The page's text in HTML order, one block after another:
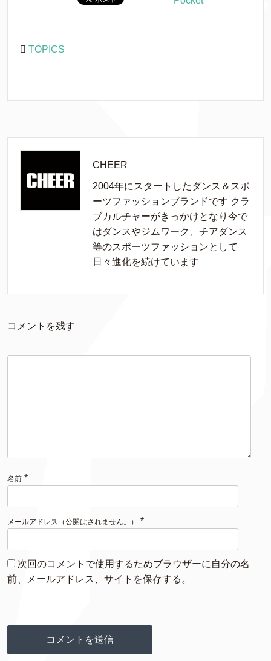
TOPICS
CHEER
2004年にスタートしたダンス＆スポ
ーツファッションブランドです クラ
ブカルチャーがきっかけとなり今で
はダンスやジムワーク、チアダンス
等のスポーツファッションとして
日々進化を続けています
コメントを残す
名前 *
メールアドレス（公開はされません。） *
次回のコメントで使用するためブラウザーに自分の名
前、メールアドレス、サイトを保存する。